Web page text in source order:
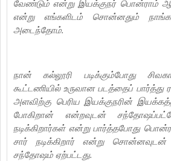
வேண்டும் என்று இயக்குநர் பொன்ராம்
என்று எங்களிடம் சொன்னதும்
அடைந்தோம்.
நான் கல்லூரி படிக்கும்போது
கூட்டணியில் உருவான படத்தைப் பார்த்து
அளவிற்கு பெரிய இயக்குநரின்
போகிறான் என்றவுடன்
நடிக்கிறார்கள் என்று பார்த்தபோது
சார் நடிக்கிறார் என்று சொன்னவுடன்
சந்தோஷம் ஏற்பட்டது.